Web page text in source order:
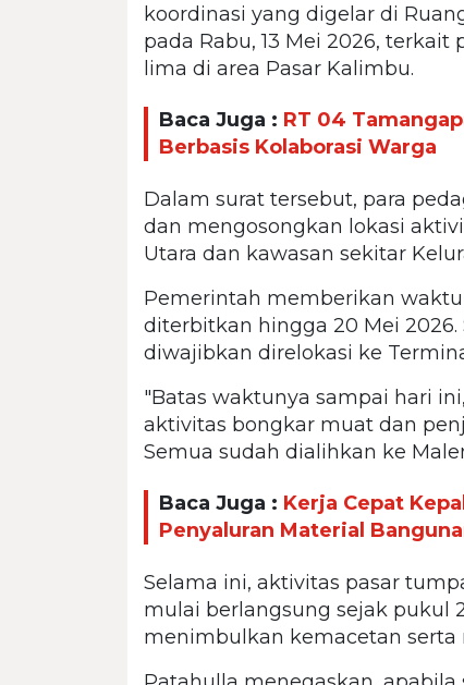
koordinasi yang digelar di
pada Rabu, 13 Mei 2026,
lima di area Pasar Kalimbu.
Baca Juga : RT 04
Berbasis Kolaborasi Warga
Dalam surat tersebut, para
dan mengosongkan lokasi
Utara dan kawasan sekitar
Pemerintah memberikan
diterbitkan hingga 20 Mei
diwajibkan direlokasi ke
"Batas waktunya sampai hari
aktivitas bongkar muat dan
Semua sudah dialihkan ke
Baca Juga : Kerja Cepat
Penyaluran Material
Selama ini, aktivitas pasar
mulai berlangsung sejak pukul
menimbulkan kemacetan